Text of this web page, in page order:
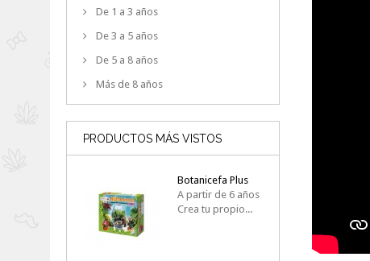
De 1 a 3 años
De 3 a 5 años
De 5 a 8 años
Más de 8 años
PRODUCTOS MÁS VISTOS
Botanicefa Plus
A partir de 6 años
Crea tu propio...